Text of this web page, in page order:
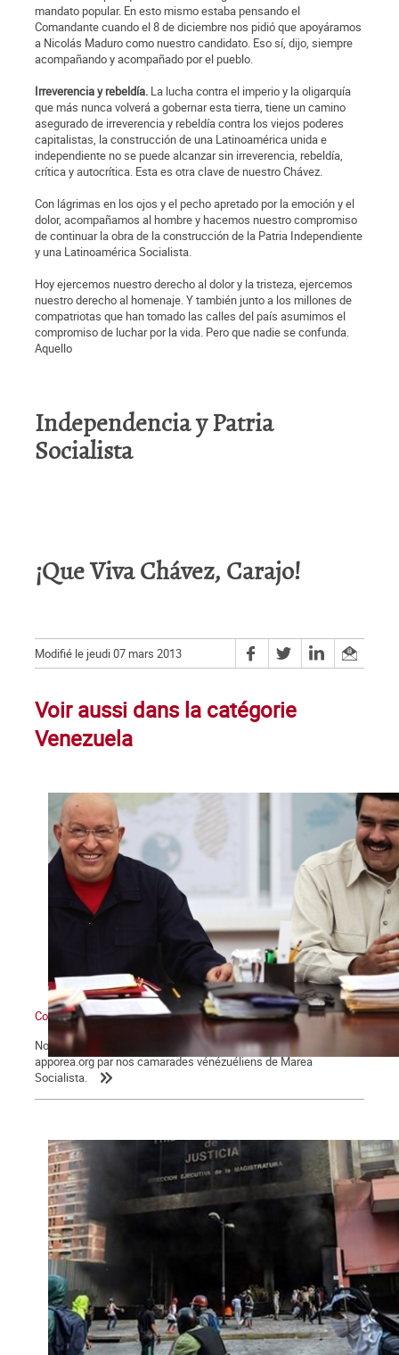
mandato popular. En esto mismo estaba pensando el
Comandante cuando el 8 de diciembre nos pidió que apoyáramos
a Nicolás Maduro como nuestro candidato. Eso sí, dijo, siempre
acompañando y acompañado por el pueblo.
Irreverencia y rebeldía. La lucha contra el imperio y la oligarquía
que más nunca volverá a gobernar esta tierra, tiene un camino
asegurado de irreverencia y rebeldía contra los viejos poderes
capitalistas, la construcción de una Latinoamérica unida e
independiente no se puede alcanzar sin irreverencia, rebeldía,
crítica y autocrítica. Esta es otra clave de nuestro Chávez.
Con lágrimas en los ojos y el pecho apretado por la emoción y el
dolor, acompañamos al hombre y hacemos nuestro compromiso
de continuar la obra de la construcción de la Patria Independiente
y una Latinoamérica Socialista.
Hoy ejercemos nuestro derecho al dolor y la tristeza, ejercemos
nuestro derecho al homenaje. Y también junto a los millones de
compatriotas que han tomado las calles del país asumimos el
compromiso de luchar por la vida. Pero que nadie se confunda.
Aquello
Independencia y Patria
Socialista
¡Que Viva Chávez, Carajo!
Modifié le jeudi 07 mars 2013
Voir aussi dans la catégorie
Venezuela
Contre l’interventionnisme et les menaces militaires impérialistes
Nous reproduisons des extraits du texte publié sur le site
apporea.org par nos camarades vénézuéliens de Marea
Socialista.